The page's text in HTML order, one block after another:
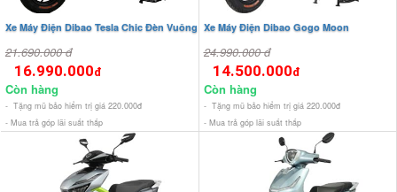
Xe Máy Điện Dibao Tesla Chic Đèn Vuông
21.690.000 đ
16.990.000đ
Còn hàng
- Tặng mũ bảo hiểm trị giá 220.000đ
- Mua trả góp lãi suất thấp
Xe Máy Điện Dibao Gogo Moon
24.990.000 đ
14.500.000đ
Còn hàng
- Tặng mũ bảo hiểm trị giá 220.000đ
- Mua trả góp lãi suất thấp